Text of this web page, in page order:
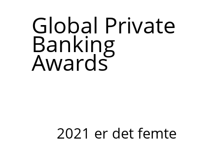
Global Private
Banking
Awards
2021 er det femte